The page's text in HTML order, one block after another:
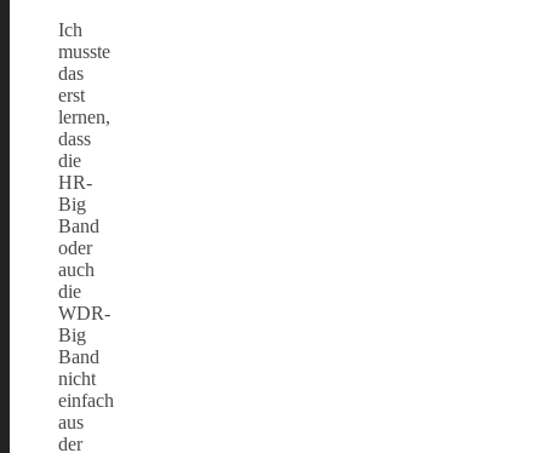
Ich
musste
das
erst
lernen,
dass
die
HR-
Big
Band
oder
auch
die
WDR-
Big
Band
nicht
einfach
aus
der